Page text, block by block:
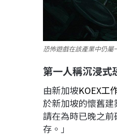
恐怖遊戲在該產業中仍屬
第一人稱沉浸式
由新加坡KOEX工
於新加坡的懷舊
請在為時已晚之
存。」